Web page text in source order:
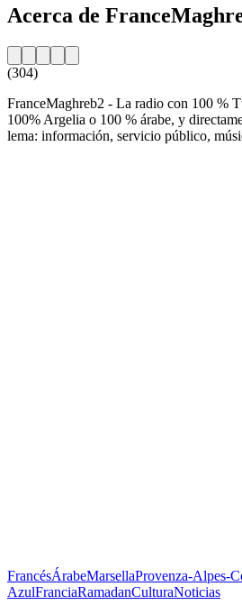
Acerca de
(304)
FranceMaghreb2 - La radio con 100 %
100% Argelia o 100 % árabe, y
lema: información, servicio público,
FrancésÁrabeMarsellaProvenza-Alpes-
AzulFranciaRamadanCulturaNoticias